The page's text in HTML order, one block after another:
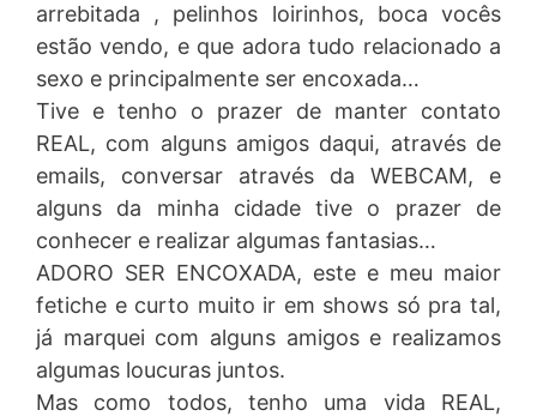
arrebitada , pelinhos loirinhos, boca vocês
estão vendo, e que adora tudo relacionado a
sexo e principalmente ser encoxada…
Tive e tenho o prazer de manter contato
REAL, com alguns amigos daqui, através de
emails, conversar através da WEBCAM, e
alguns da minha cidade tive o prazer de
conhecer e realizar algumas fantasias…
ADORO SER ENCOXADA, este e meu maior
fetiche e curto muito ir em shows só pra tal,
já marquei com alguns amigos e realizamos
algumas loucuras juntos.
Mas como todos, tenho uma vida REAL,